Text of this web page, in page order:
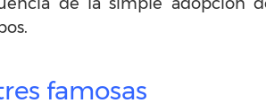
famosas